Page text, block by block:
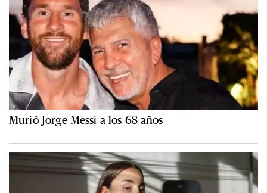
Murió Jorge Messi a los 68 años